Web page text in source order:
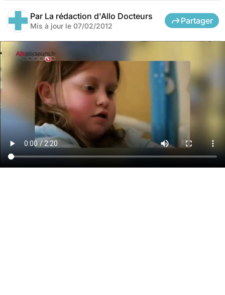
Par La rédaction d'Allo Docteurs
Mis à jour le 07/02/2012
Partager